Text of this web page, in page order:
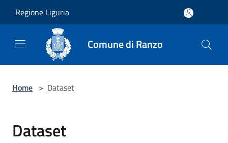
Regione Liguria
Comune di Ranzo
Home > Dataset
Dataset